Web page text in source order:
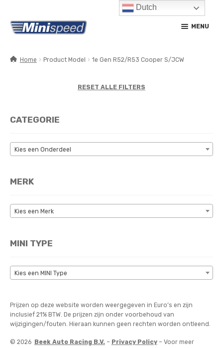
Ga
door
navigatie
Ga
naar
inhoud
MENU
CONTACT
MIJN ACCOUNT
Home Product Model 1e Gen R52/R53 Cooper S/JCW
RESET ALLE FILTERS
CATEGORIE
Kies een Onderdeel
MERK
Kies een Merk
MINI TYPE
Kies een MINI Type
Prijzen op deze website worden weergegeven in Euro’s en zijn
inclusief 21% BTW. De prijzen zijn onder voorbehoud van
wijzigingen/fouten. Hieraan kunnen geen rechten worden ontleend.
© 2026 Beek Auto Racing B.V. – Privacy Policy– Voor meer
Dutch